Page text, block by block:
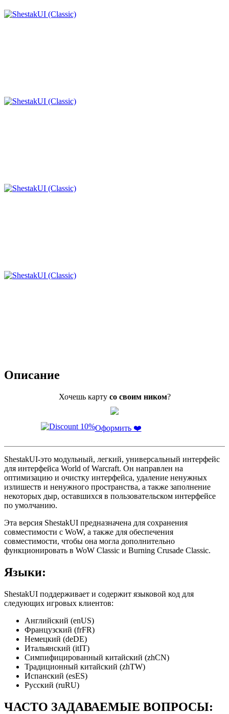
Описание
Хочешь карту со своим ником?
Оформить ❤️
ShestakUI-это модульный, легкий, универсальный интерфейс
для интерфейса World of Warcraft. Он направлен на
оптимизацию и очистку интерфейса, удаление ненужных
излишеств и ненужного пространства, а также заполнение
некоторых дыр, оставшихся в пользовательском интерфейсе
по умолчанию.
Эта версия ShestakUI предназначена для сохранения
совместимости с WoW, а также для обеспечения
совместимости, чтобы она могла дополнительно
функционировать в WoW Classic и Burning Crusade Classic.
Языки:
ShestakUI поддерживает и содержит языковой код для
следующих игровых клиентов:
Английский (enUS)
Французский (frFR)
Немецкий (deDE)
Итальянский (itIT)
Симпифицированный китайский (zhCN)
Традиционный китайский (zhTW)
Испанский (esES)
Русский (ruRU)
ЧАСТО ЗАДАВАЕМЫЕ ВОПРОСЫ: